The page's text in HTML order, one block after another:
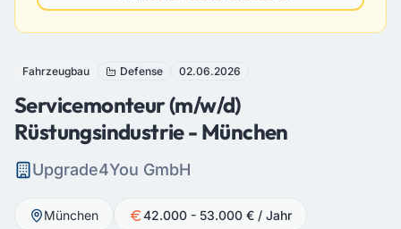
Fahrzeugbau Defense 02.06.2026
Servicemonteur (m/w/d)
Rüstungsindustrie - München
Upgrade4You GmbH
München 42.000 - 53.000 € / Jahr